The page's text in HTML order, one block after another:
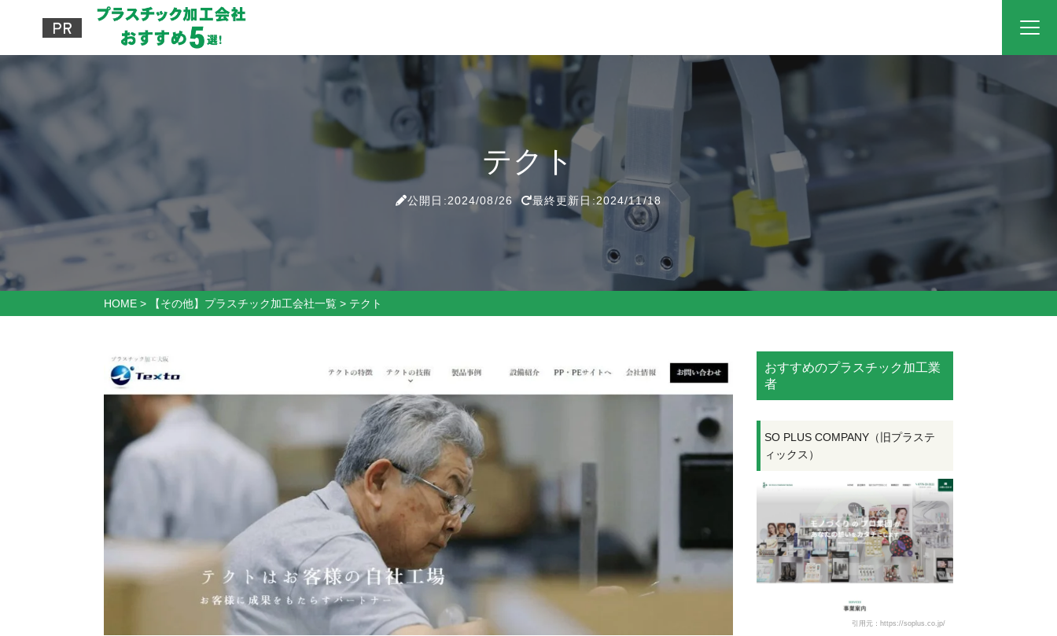
テクト
公開日:2024/08/26 最終更新日:2024/11/18
HOME > 【その他】プラスチック加工会社一覧 > テクト
おすすめのプラスチック加工業
者
SO PLUS COMPANY（旧プラステ
ィックス）
引用元：https://soplus.co.jp/